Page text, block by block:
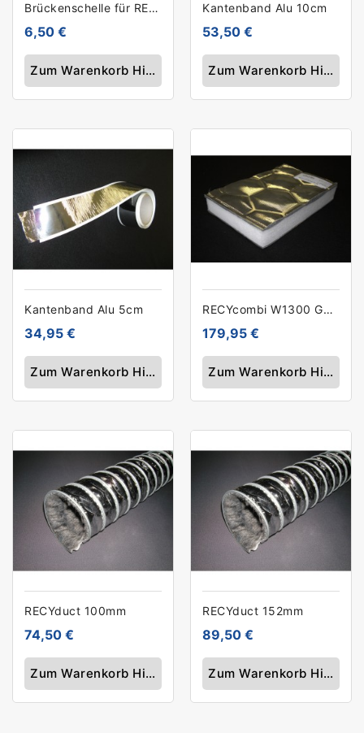
Brückenschelle für RECYduct 95mm
6,50 €
Zum Warenkorb Hinzufügen
Kantenband Alu 10cm
53,50 €
Zum Warenkorb
Kantenband Alu 5cm
34,95 €
Zum Warenkorb Hinzufügen
RECYcombi W1300 GA CS
179,95 €
Zum Warenkorb
RECYduct 100mm
74,50 €
Zum Warenkorb Hinzufügen
RECYduct 152mm
89,50 €
Zum Warenkorb